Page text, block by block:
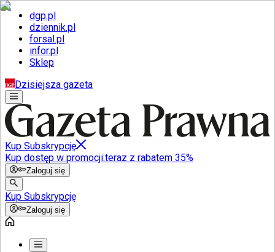
dgp.pl
dziennik.pl
forsal.pl
infor.pl
Sklep
Dzisiejsza gazeta
Kup Subskrypcję
Kup dostęp w promocji:teraz z rabatem 35%
Zaloguj się
Kup Subskrypcję
Zaloguj się